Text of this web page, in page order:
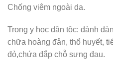
Chống viêm ngoài da.
Trong y học dân tộc: dành
chữa hoàng đản, thổ huyết,
đỏ,chứa đắp chỗ sưng đau.